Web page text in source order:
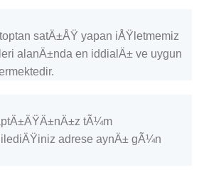
satÄ±ÅŸ yapan iÅŸletmemiz
alanÄ±nda en iddialÄ± ve uygun
tÃ¼m
adrese aynÄ± gÃ¼n